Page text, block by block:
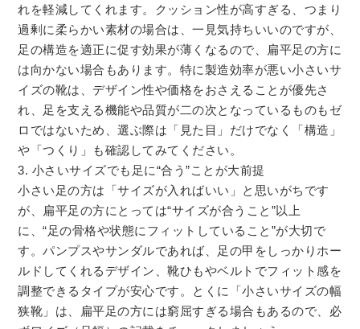
れを軽減してくれます。クッション性が高すぎる、つまり
過剰に柔らかい素材の場合は、一見気持ちいいのですが、
足の構造を適正に促す効果が薄くなるので、扁平足の方に
は向かない場合もあります。特に製造効率が悪い小さいサ
イズの靴は、デザイン性や価格をおさえることが優先さ
れ、足を支える機能や品質が二の次となっているものもゼ
ロではないため、選ぶ際は「見た目」だけでなく「構造」
や「つくり」も確認してみてください。
3. 小さいサイズでも足に“合う”ことが大前提
小さい足の方は「サイズが入ればいい」と思いがちです
が、扁平足の方にとっては“サイズが合うこと”以上
に、“足の骨格や状態にフィットしていること”が大切で
す。パンプスやサンダルであれば、足の甲をしっかりホー
ルドしてくれるデザイン、靴ひもやベルトでフィット感を
調整できるタイプが安心です。とくに「小さいサイズの幅
狭靴」は、扁平足の方には窮屈すぎる場合もあるので、必